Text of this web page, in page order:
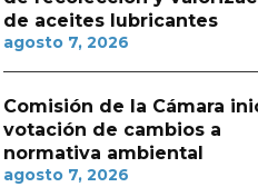
de aceites lubricantes
agosto 7, 2026
Comisión de la Cámara
votación de cambios a
normativa ambiental
agosto 7, 2026